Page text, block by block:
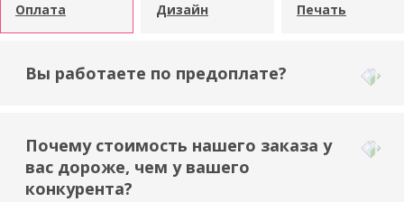
Вы работаете по предоплате?
Почему стоимость нашего заказа у
вас дороже, чем у вашего
конкурента?
Оплата Дизайн Печать